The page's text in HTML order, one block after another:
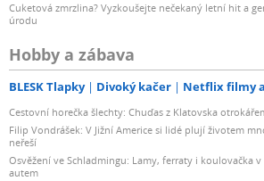
Cuketová zmrzlina? Vyzkoušejte nečekaný letní hit a
úrodu
Hobby a zábava
BLESK Tlapky Divoký kačer Netflix filmy
Cestovní horečka šlechty: Chuďas z Klatovska
Filip Vondrášek: V Jižní Americe si lidé plují životem
neřeší
Osvěžení ve Schladmingu: Lamy, ferraty i koulovačka
autem